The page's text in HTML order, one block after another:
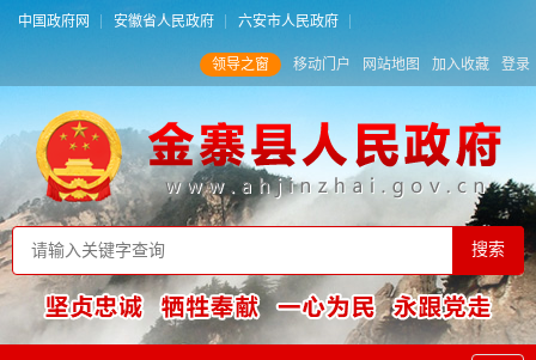
中国政府网 安徽省人民政府 六安市人民政府
领导之窗 移动门户 网站地图 加入收藏 登录